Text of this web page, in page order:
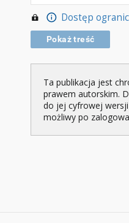
Dostęp
Pokaż treść
Ta publikacja jest
prawem autorskim.
do jej cyfrowej
możliwy po